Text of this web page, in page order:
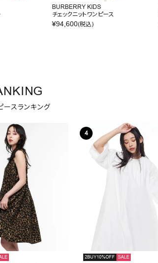
BURBERRY KIDS
チェックニットワンピース
¥94,600(税込)
ースランキング
2BUY10%OFF SALE